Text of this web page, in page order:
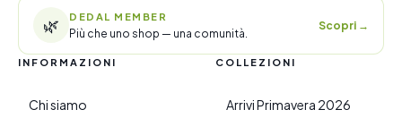
🌿 DEDAL MEMBER
Più che uno shop — una comunità.
Scopri →
INFORMAZIONI
Chi siamo
COLLEZIONI
Arrivi Primavera 2026